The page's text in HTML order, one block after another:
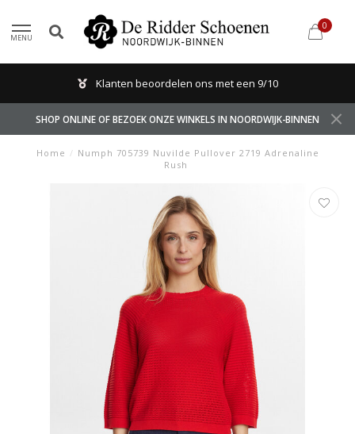
MENU
0
Klanten beoordelen ons met een 9/10
SHOP ONLINE OF BEZOEK ONZE WINKELS IN NOORDWIJK-BINNEN
Home / Numph 705739 Nuvilde Pullover 2719 Adrenaline
Rush